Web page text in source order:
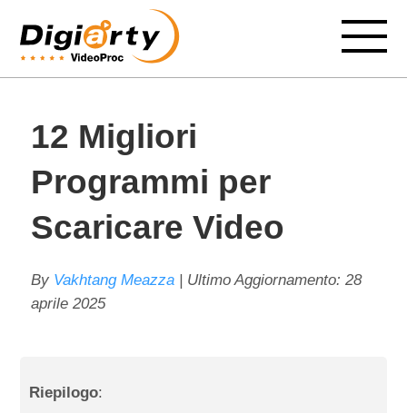
12 Migliori
Programmi per
Scaricare Video
By Vakhtang Meazza| Ultimo Aggiornamento: 28
aprile 2025
Riepilogo: